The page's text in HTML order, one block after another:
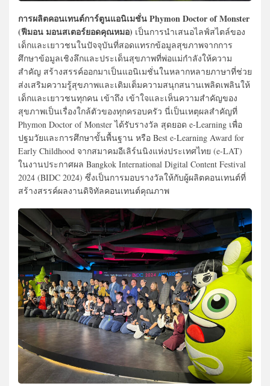
การผลิตคอนเทนต์การ์ตูนแอนิเมชั่น Phymon Doctor of Monster
(ฟีมอน มอนสเตอร์ยอดคุณหมอ) เป็นการนำเสนอไลฟ์สไตล์ของ
เด็กและเยาวชนในปัจจุบันที่สอดแทรกข้อมูลสุขภาพจากการ
ศึกษาข้อมูลเชิงลึกและประเด็นสุขภาพที่พ่อแม่กำลังให้ความ
สำคัญ สร้างสรรค์ออกมาเป็นแอนิเมชั่นในหลากหลายภาษาที่ช่วย
ส่งเสริมความรู้สุขภาพและเติมเต็มความสนุกสนานเพลิดเพลินให้
เด็กและเยาวชนทุกคน เข้าถึง เข้าใจและเห็นความสำคัญของ
สุขภาพเป็นเรื่องใกล้ตัวของทุกครอบครัว นี่เป็นเหตุผลสำคัญที่
Phymon Doctor of Monster ได้รับรางวัล สุดยอด e-Learning เพื่อ
ปฐมวัยและการศึกษาขั้นพื้นฐาน หรือ Best e-Learning Award for
Early Childhood จากสมาคมอีเลิร์นนิงแห่งประเทศไทย (e-LAT)
ในงานประกาศผล Bangkok International Digital Content Festival
2024 (BIDC 2024) ซึ่งเป็นการมอบรางวัลให้กับผู้ผลิตคอนเทนต์ที่
สร้างสรรค์ผลงานดิจิทัลคอนเทนต์คุณภาพ